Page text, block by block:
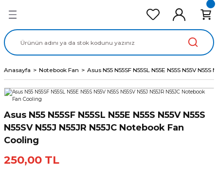
Ekran Panel
Data Kablo
Anasayfa Notebook Fan Asus N55 N55SF N55SL N55E N55S N55V
Asus N55 N55SF N55SL N55E N55S N55V N55S
N55SV N55J N55JR N55JC Notebook Fan
Cooling
250,00 TL